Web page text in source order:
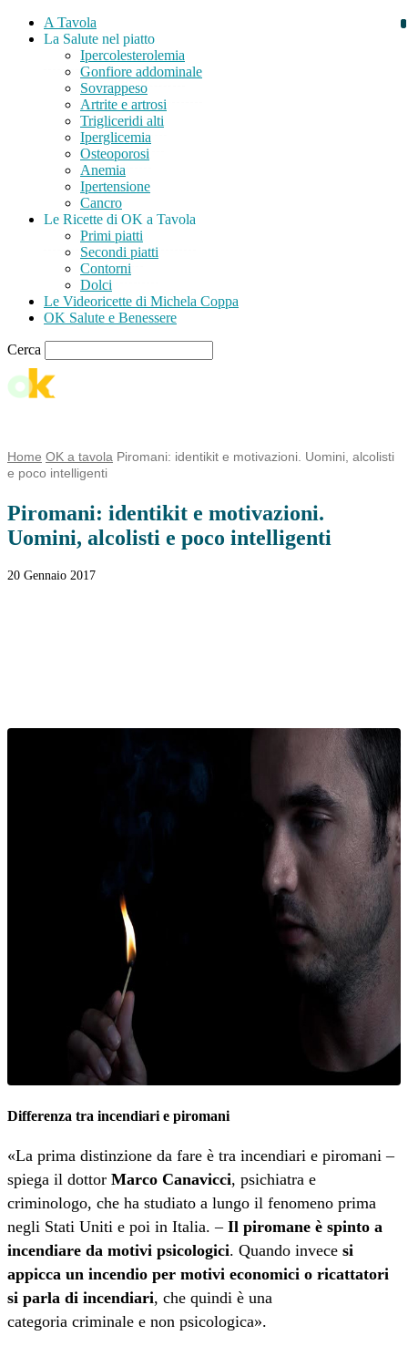
A Tavola
La Salute nel piatto
Ipercolesterolemia
Gonfiore addominale
Sovrappeso
Artrite e artrosi
Trigliceridi alti
Iperglicemia
Osteoporosi
Anemia
Ipertensione
Cancro
Le Ricette di OK a Tavola
Primi piatti
Secondi piatti
Contorni
Dolci
Le Videoricette di Michela Coppa
OK Salute e Benessere
Cerca
Home OK a tavola Piromani: identikit e motivazioni. Uomini, alcolisti
e poco intelligenti
Piromani: identikit e motivazioni.
Uomini, alcolisti e poco intelligenti
20 Gennaio 2017
Differenza tra incendiari e piromani
«La prima distinzione da fare è tra incendiari e piromani –
spiega il dottor Marco Canavicci, psichiatra e
criminologo, che ha studiato a lungo il fenomeno prima
negli Stati Uniti e poi in Italia. – Il piromane è spinto a
incendiare da motivi psicologici. Quando invece si
appicca un incendio per motivi economici o ricattatori
si parla di incendiari, che quindi è una
categoria criminale e non psicologica».